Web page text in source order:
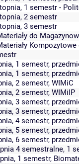
1 semestr -
2 semestr
3 semestr
do
1 semestr,
1 semestr,
2 semestr, WIMiC
2 semestr, WIMiIP
3 semestr,
3 semestr,
4 semestr,
5 semestr,
6 semestr,
4 semestralne, 1
1 semestr,